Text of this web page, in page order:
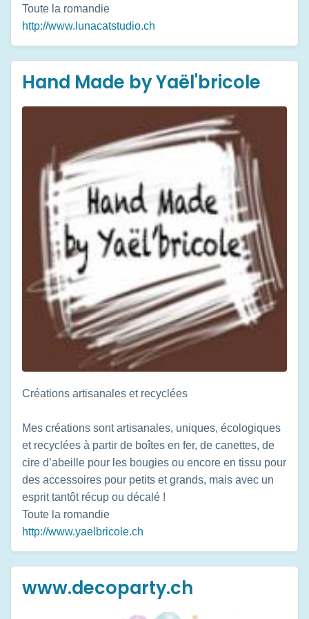
Toute la romandie
http://www.lunacatstudio.ch
Hand Made by Yaël'bricole
Créations artisanales et recyclées
Mes créations sont artisanales, uniques, écologiques
et recyclées à partir de boîtes en fer, de canettes, de
cire d’abeille pour les bougies ou encore en tissu pour
des accessoires pour petits et grands, mais avec un
esprit tantôt récup ou décalé !
Toute la romandie
http://www.yaelbricole.ch
www.decoparty.ch